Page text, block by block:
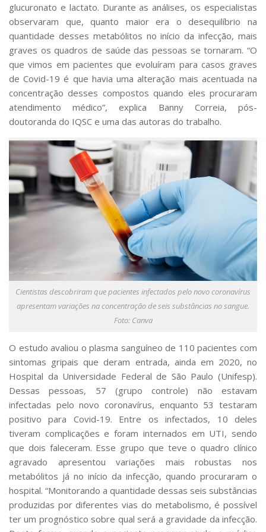
glucuronato e lactato. Durante as análises, os especialistas
observaram que, quanto maior era o desequilíbrio na
quantidade desses metabólitos no início da infecção, mais
graves os quadros de saúde das pessoas se tornaram. “O
que vimos em pacientes que evoluíram para casos graves
de Covid-19 é que havia uma alteração mais acentuada na
concentração desses compostos quando eles procuraram
atendimento médico”, explica Banny Correia, pós-
doutoranda do IQSC e uma das autoras do trabalho.
Cientistas descobriram que pacientes infectados pelo novo coronavírus
apresentam variações na concentração de seis substâncias no sangue.
Foto: Canva
O estudo avaliou o plasma sanguíneo de 110 pacientes com
sintomas gripais que deram entrada, ainda em 2020, no
Hospital da Universidade Federal de São Paulo (Unifesp).
Dessas pessoas, 57 (grupo controle) não estavam
infectadas pelo novo coronavírus, enquanto 53 testaram
positivo para Covid-19. Entre os infectados, 10 deles
tiveram complicações e foram internados em UTI, sendo
que dois faleceram. Esse grupo que teve o quadro clínico
agravado apresentou variações mais robustas nos
metabólitos já no início da infecção, quando procuraram o
hospital. “Monitorando a quantidade dessas seis substâncias
produzidas por diferentes vias do metabolismo, é possível
ter um prognóstico sobre qual será a gravidade da infecção.